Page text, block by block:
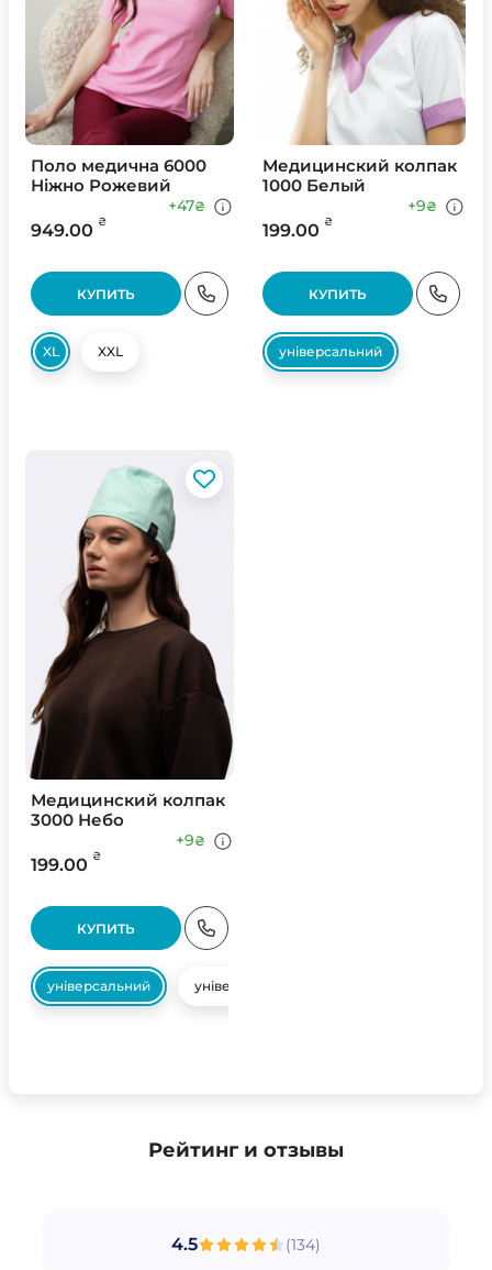
Поло медична 6000
Ніжно Рожевий
949.00 ₴
+47₴
КУПИТЬ
XL XXL
Медицинский колпак
1000 Белый
199.00 ₴
+9₴
КУПИТЬ
універсальний
Медицинский колпак
3000 Небо
199.00 ₴
+9₴
КУПИТЬ
універсальний універсальний
Рейтинг и отзывы
4.5 (134)